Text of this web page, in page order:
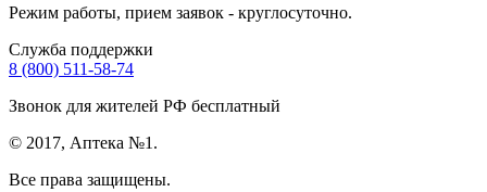
Режим работы, прием заявок - круглосуточно.
Служба поддержки
8 (800) 511-58-74
Звонок для жителей РФ бесплатный
© 2017, Аптека №1.
Все права защищены.